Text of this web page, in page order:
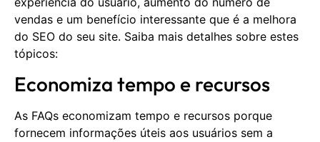
vendas e um benefício interessante que é a melhora
do SEO do seu site. Saiba mais detalhes sobre estes
tópicos:
Economiza tempo e recursos
As FAQs economizam tempo e recursos porque
fornecem informações úteis aos usuários sem a